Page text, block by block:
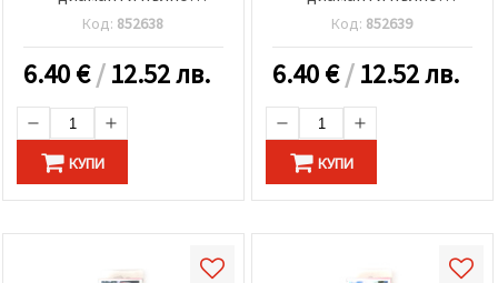
облепяне -Тропически
Код: 852638
6.40€/12.52 лв.
КУПИ
облепяне -Магически
Код: 852639
6.40€/12.52 лв.
КУПИ